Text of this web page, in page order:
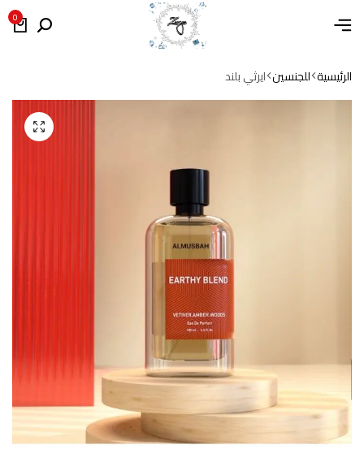
0
الرئيسية للجنسين ايرثي بلند